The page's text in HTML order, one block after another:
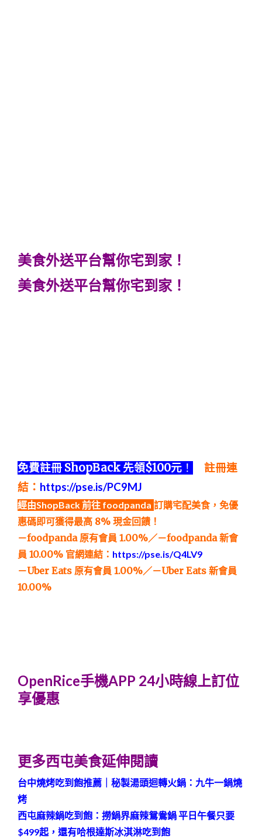
美食外送平台幫你宅到家！
美食外送平台幫你宅到家！
免費註冊 ShopBack 先領$100元 ！
註冊連
結： https://pse.is/PC9MJ
經由ShopBack 前往 foodpanda 訂購宅配美食，免優
惠碼即可獲得最高 8% 現金回饋！
－foodpanda 原有會員 1.00%／－foodpanda 新會
員 10.00% 官網連結： https://pse.is/Q4LV9
－Uber Eats 原有會員 1.00%／－Uber Eats 新會員
10.00%
OpenRice手機APP 24小時線上訂位
享優惠
更多西屯美食延伸閱讀
台中燒烤吃到飽推薦｜秘製湯頭迴轉火鍋：九牛一鍋燒
烤
西屯麻辣鍋吃到飽：撈鍋界麻辣鴛鴦鍋 平日午餐只要
$499起，還有哈根達斯冰淇淋吃到飽